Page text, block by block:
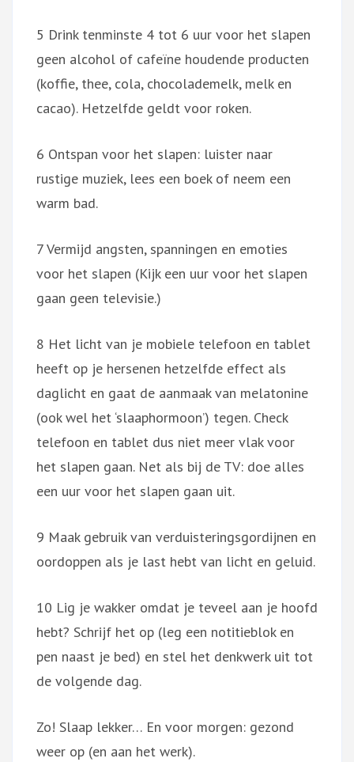
5 Drink tenminste 4 tot 6 uur voor het slapen
geen alcohol of cafeïne houdende producten
(koffie, thee, cola, chocolademelk, melk en
cacao). Hetzelfde geldt voor roken.
6 Ontspan voor het slapen: luister naar
rustige muziek, lees een boek of neem een
warm bad.
7 Vermijd angsten, spanningen en emoties
voor het slapen (Kijk een uur voor het slapen
gaan geen televisie.)
8 Het licht van je mobiele telefoon en tablet
heeft op je hersenen hetzelfde effect als
daglicht en gaat de aanmaak van melatonine
(ook wel het ‘slaaphormoon’) tegen. Check
telefoon en tablet dus niet meer vlak voor
het slapen gaan. Net als bij de TV: doe alles
een uur voor het slapen gaan uit.
9 Maak gebruik van verduisteringsgordijnen en
oordoppen als je last hebt van licht en geluid.
10 Lig je wakker omdat je teveel aan je hoofd
hebt? Schrijf het op (leg een notitieblok en
pen naast je bed) en stel het denkwerk uit tot
de volgende dag.
Zo! Slaap lekker… En voor morgen: gezond
weer op (en aan het werk).